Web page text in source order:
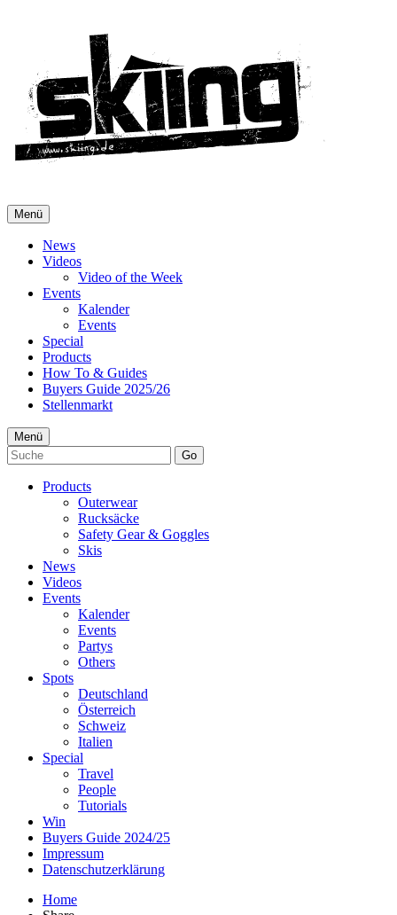
Menü
News
Videos
Video of the Week
Events
Kalender
Events
Special
Products
How To & Guides
Buyers Guide 2025/26
Stellenmarkt
Menü
Go
Products
Outerwear
Rucksäcke
Safety Gear & Goggles
Skis
News
Videos
Events
Kalender
Events
Partys
Others
Spots
Deutschland
Österreich
Schweiz
Italien
Special
Travel
People
Tutorials
Win
Buyers Guide 2024/25
Impressum
Datenschutzerklärung
Home